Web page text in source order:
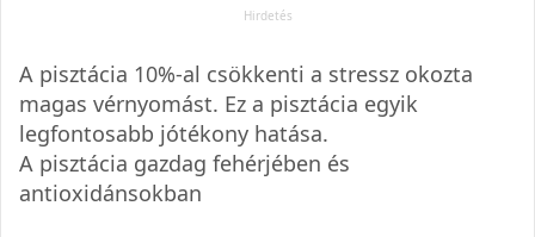
A pisztácia 10%-al csökkenti a stressz okozta
magas vérnyomást. Ez a pisztácia egyik
legfontosabb jótékony hatása.
A pisztácia gazdag fehérjében és
antioxidánsokban